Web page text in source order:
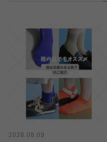
2026.08.09